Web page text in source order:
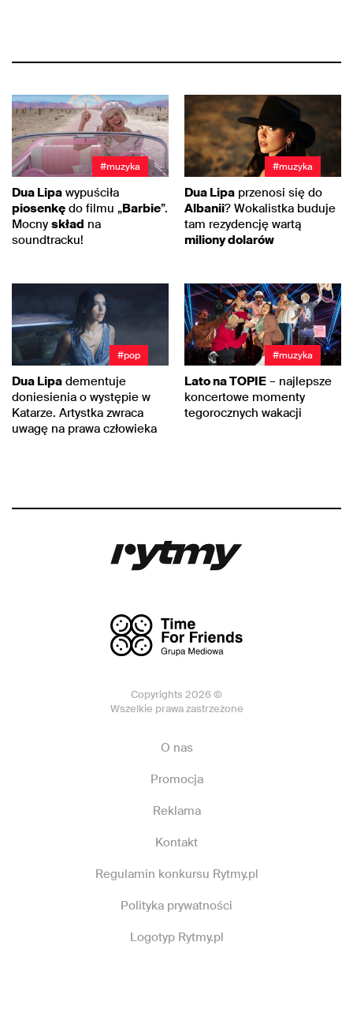
#muzyka
Dua Lipa wypuściła
piosenkę do filmu „Barbie”.
Mocny skład na
soundtracku!
#muzyka
Dua Lipa przenosi się do
Albanii? Wokalistka buduje
tam rezydencję wartą
miliony dolarów
#pop
Dua Lipa dementuje
doniesienia o występie w
Katarze. Artystka zwraca
uwagę na prawa człowieka
#muzyka
Lato na TOPIE – najlepsze
koncertowe momenty
tegorocznych wakacji
Copyrights 2026 ©
Wszelkie prawa zastrzeżone
O nas
Promocja
Reklama
Kontakt
Regulamin konkursu Rytmy.pl
Polityka prywatności
Logotyp Rytmy.pl